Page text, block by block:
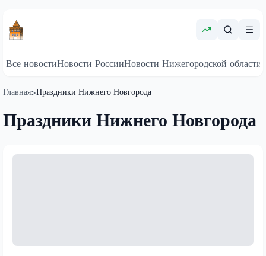
Все новостиНовости РоссииНовости Нижегородской области
Главная>Праздники Нижнего Новгорода
Праздники Нижнего Новгорода